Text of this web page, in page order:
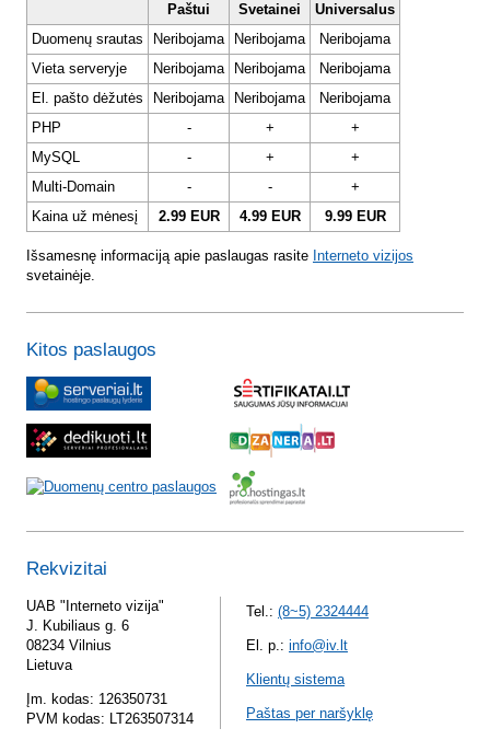
Paštui Svetainei
Universalus
Duomenų srautas
Neribojama Neribojama
Neribojama
Vieta serveryje
Neribojama Neribojama
Neribojama
El. pašto dėžutės
Neribojama Neribojama
Neribojama
PHP
- +
+
MySQL
- +
+
Multi-Domain
- -
+
Kaina už mėnesį
2.99 EUR 4.99 EUR 9.99 EUR
Išsamesnę informaciją apie paslaugas rasite Interneto vizijos
svetainėje.
Kitos paslaugos
Rekvizitai
UAB "Interneto vizija"
J. Kubiliaus g. 6
08234 Vilnius
Lietuva
Įm. kodas: 126350731
PVM kodas: LT263507314
Tel.: (8~5) 2324444
El. p.: info@iv.lt
Klientų sistema
Paštas per naršyklę